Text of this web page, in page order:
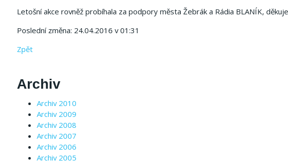
Letošní akce rovněž probíhala za podpory města Žebrák a Rádia BLANÍK,
Poslední změna: 24.04.2016 v 01:31
Zpět
Archiv
Archiv 2010
Archiv 2009
Archiv 2008
Archiv 2007
Archiv 2006
Archiv 2005